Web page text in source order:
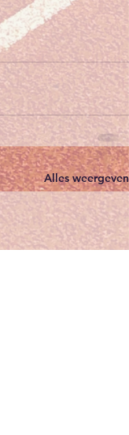
Alles weergeven